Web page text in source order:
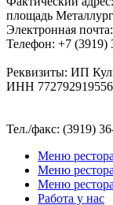
площадь
Электронная
Телефон: +7 (3919)
Реквизиты: ИП
ИНН
Тел./факс: (3919)
Меню
Меню
Меню
Работа у нас